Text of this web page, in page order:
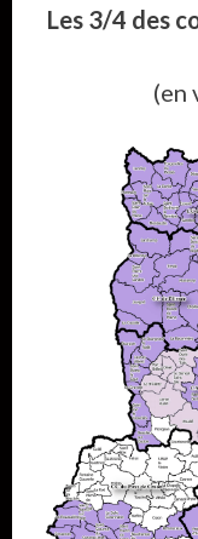
Les 3/4 des
(en